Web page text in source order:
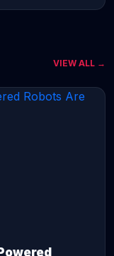
VIEW ALL →